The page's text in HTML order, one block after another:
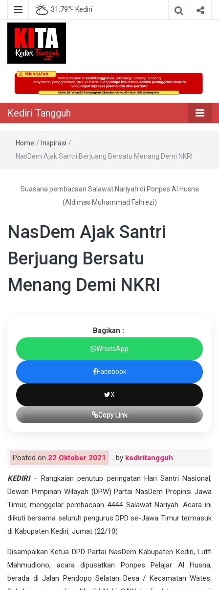
31.79℃ Kediri
Kediri Tangguh
Berita Akurat Terpercaya
Kediri Tangguh
Home / Inspirasi /
NasDem Ajak Santri Berjuang Bersatu Menang Demi NKRI
Suasana pembacaan Salawat Nariyah di Ponpes Al Husna
(Aldimas Muhammad Fahrezi)
NasDem Ajak Santri
Berjuang Bersatu
Menang Demi NKRI
Bagikan :
WhatsApp
Facebook
X
Copy Link
Posted on 22 Oktober 2021 by kediritangguh
KEDIRI– Rangkaian penutup peringatan Hari Santri Nasional,
Dewan Pimpinan Wilayah (DPW) Partai NasDem Propinsi Jawa
Timur, menggelar pembacaan 4444 Salawat Nariyah. Acara ini
diikuti bersama seluruh pengurus DPD se-Jawa Timur termasuk
di Kabupaten Kediri, Jumat (22/10)
Disampaikan Ketua DPD Partai NasDem Kabupaten Kediri, Lutfi
Mahmudiono, acara dipusatkan Ponpes Pelajar Al Husna,
berada di Jalan Pendopo Selatan Desa / Kecamatan Wates.